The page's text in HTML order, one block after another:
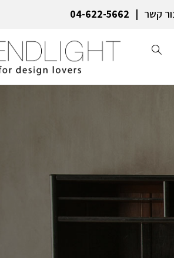
קשר 04-622-5662‏